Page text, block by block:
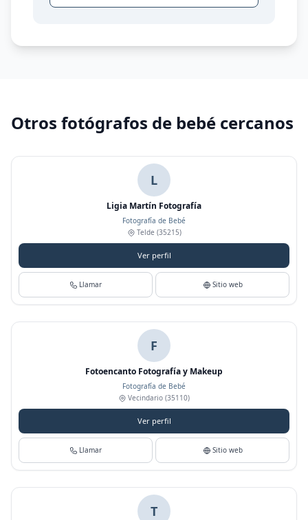
Otros fotógrafos de bebé cercanos
L
Ligia Martín Fotografía
Fotografía de Bebé
Telde (35215)
Ver perfil
Llamar Sitio web
F
Fotoencanto Fotografía y Makeup
Fotografía de Bebé
Vecindario (35110)
Ver perfil
Llamar Sitio web
T